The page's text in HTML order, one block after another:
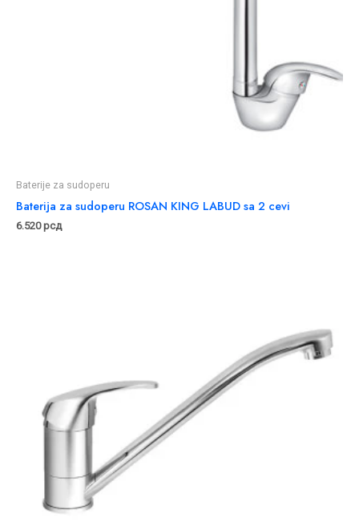
Baterije za sudoperu
Baterija za sudoperu ROSAN KING LABUD sa 2 cevi
6.520рсд